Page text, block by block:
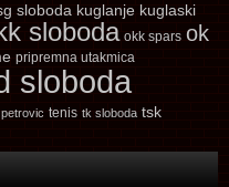
sloboda kuglanje kuglaski
sloboda okk spars ok
pripremna utakmica
sloboda
tenis tk sloboda tsk